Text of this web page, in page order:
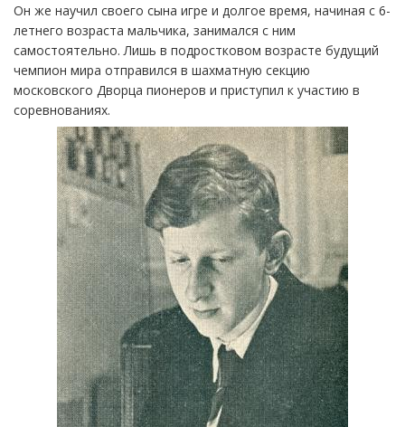
Он же научил своего сына игре и долгое время, начиная с 6-
летнего возраста мальчика, занимался с ним
самостоятельно. Лишь в подростковом возрасте будущий
чемпион мира отправился в шахматную секцию
московского Дворца пионеров и приступил к участию в
соревнованиях.